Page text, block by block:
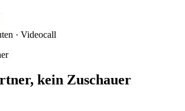
· Videocall
kein Zuschauer